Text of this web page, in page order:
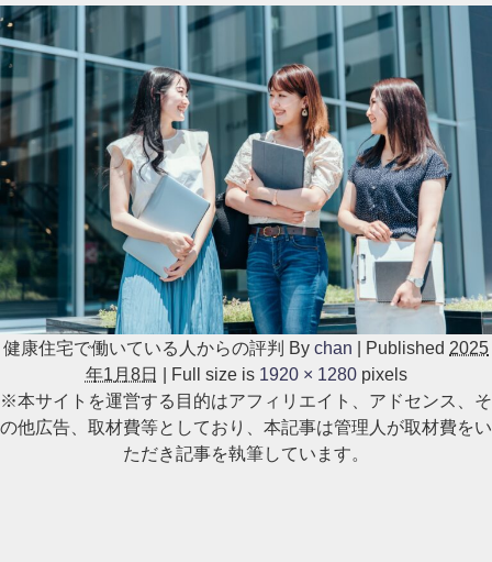
健康住宅で働いている人からの評判 By chan Published 2025
年1月8日
Full size is 1920 × 1280pixels
※本サイトを運営する目的はアフィリエイト、アドセンス、そ
の他広告、取材費等としており、本記事は管理人が取材費をい
ただき記事を執筆しています。